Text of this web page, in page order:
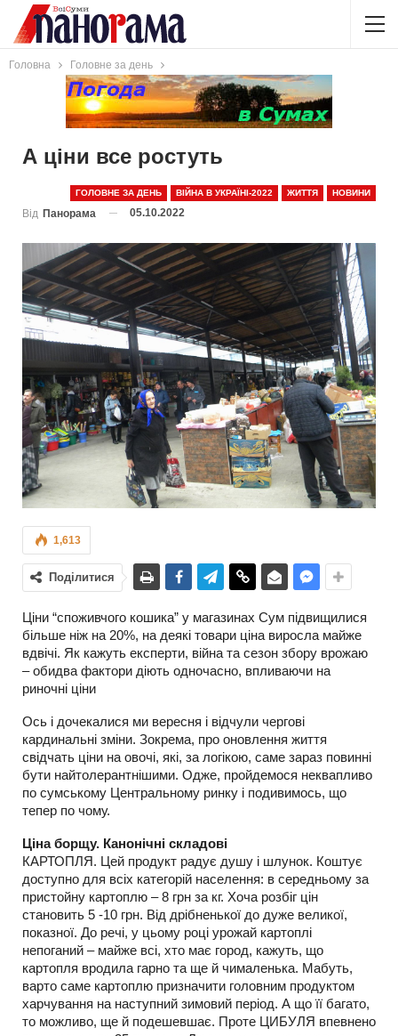
Головна Головне за день
А ціни все ростуть
ГОЛОВНЕ ЗА ДЕНЬ ВІЙНА В УКРАЇНІ-2022 ЖИТТЯ НОВИНИ
Від Панорама 05.10.2022
1,613
Поділитися
Ціни “споживчого кошика” у магазинах Сум підвищилися
більше ніж на 20%, на деякі товари ціна виросла майже
вдвічі. Як кажуть експерти, війна та сезон збору врожаю
– обидва фактори діють одночасно, впливаючи на
риночні ціни
Ось і дочекалися ми вересня і відчули чергові
кардинальні зміни. Зокрема, про оновлення життя
свідчать ціни на овочі, які, за логікою, саме зараз повинні
бути найтолерантнішими. Одже, пройдемося неквапливо
по сумському Центральному ринку і подивимось, що
тепер по чому.
Ціна борщу. Канонічні складові
КАРТОПЛЯ. Цей продукт радує душу і шлунок. Коштує
доступно для всіх категорій населення: в середньому за
пристойну картоплю – 8 грн за кг. Хоча розбіг цін
становить 5 -10 грн. Від дрібненької до дуже великої,
показної. До речі, у цьому році урожай картоплі
непоганий – майже всі, хто має город, кажуть, що
картопля вродила гарно та ще й чималенька. Мабуть,
варто саме картоплю призначити головним продуктом
харчування на наступний зимовий період. А що її багато,
то можливо, ще й подешевшає. Проте ЦИБУЛЯ впевнено